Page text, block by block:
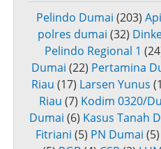
Pelindo Dumai (203)
polres dumai (32)
Pelindo Regional 1
Dumai (22) Pertamina
Riau (17) Larsen Yunus
Riau (7) Kodim 0320/
Dumai (6) Kasus Tanah
Fitriani (5) PN Dumai (5)